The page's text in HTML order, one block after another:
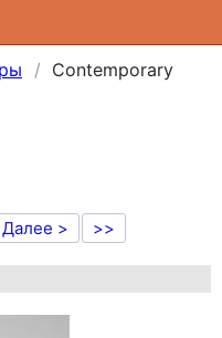
Contemporary
Далее > >>